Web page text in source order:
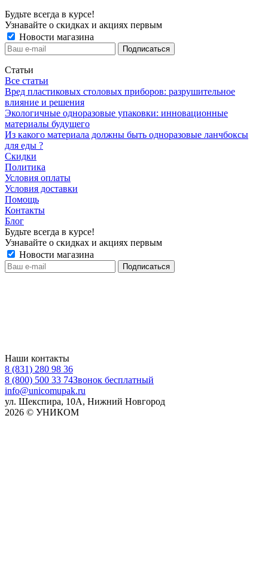
Будьте всегда в курсе!
Узнавайте о скидках и акциях первым
Новости магазина
Статьи
Все статьи
Вред пластиковых столовых приборов: разрушительное
влияние и решения
Экологичные одноразовые упаковки: инновационные
материалы будущего
Из какого материала должны быть одноразовые ланчбоксы
для еды ?
Скидки
Политика
Условия оплаты
Условия доставки
Помощь
Контакты
Блог
Будьте всегда в курсе!
Узнавайте о скидках и акциях первым
Новости магазина
Наши контакты
8 (831) 280 98 36
8 (800) 500 33 74Звонок бесплатный
info@unicomupak.ru
ул. Шекспира, 10А, Нижний Новгород
2026 © УНИКОМ